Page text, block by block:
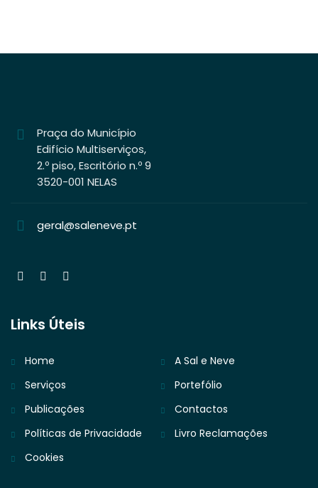
Praça do Município
Edifício Multiserviços,
2.º piso, Escritório n.º 9
3520-001 NELAS
geral@saleneve.pt
Links Úteis
Home
A Sal e Neve
Serviços
Portefólio
Publicações
Contactos
Políticas de Privacidade
Livro Reclamações
Cookies